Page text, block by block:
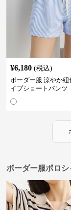
¥6,180 (税込)
ボーダー服 涼やか紐
イプショートパンツ
ボーダー服ポロ